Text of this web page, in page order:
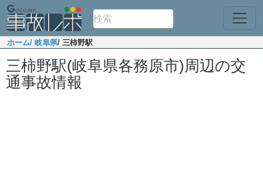
ホーム/ 岐阜県/ 三柿野駅
三柿野駅(岐阜県各務原市)周辺の交
通事故情報